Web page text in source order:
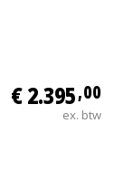
€ 2.395,00
ex. btw